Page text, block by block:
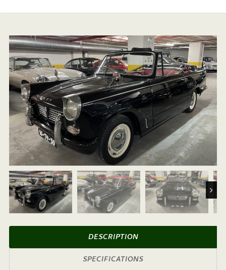
Next
DESCRIPTION
SPECIFICATIONS